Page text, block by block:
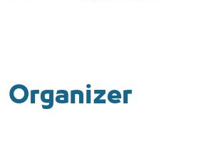
Organizer